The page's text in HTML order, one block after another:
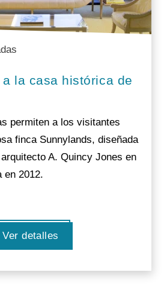
la casa histórica de
permiten a los visitantes
finca Sunnylands, diseñada
A. Quincy Jones en
en 2012.
Ver detalles